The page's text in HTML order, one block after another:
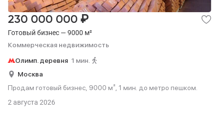
Готовый бизнес — 9000 м²
Коммерческая недвижимость
230 000 000 ₽
Олимп. деревня 1 мин.
Москва
Продам готовый бизнес, 9000 м², 1 мин. до метро пешком.
2 августа 2026